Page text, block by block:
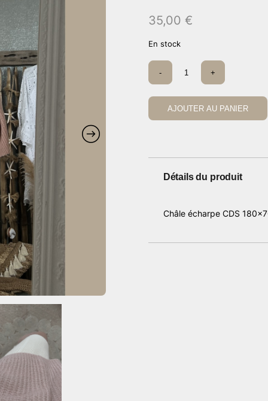
35,00 €
En stock
quantité
Châle
CDS
poudré
- +
AJOUTER AU PANIER
Détails du produit
Châle écharpe CDS